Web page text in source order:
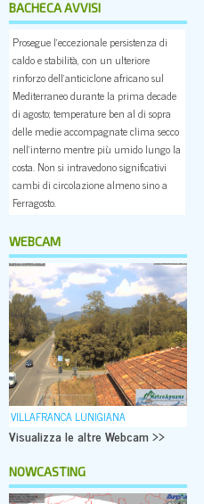
BACHECA AVVISI
Prosegue l’eccezionale persistenza di
caldo e stabilità, con un ulteriore
rinforzo dell’anticiclone africano sul
Mediterraneo durante la prima decade
di agosto; temperature ben al di sopra
delle medie accompagnate clima secco
nell’interno mentre più umido lungo la
costa. Non si intravedono significativi
cambi di circolazione almeno sino a
Ferragosto.
WEBCAM
VILLAFRANCA LUNIGIANA
Visualizza le altre Webcam >>
NOWCASTING